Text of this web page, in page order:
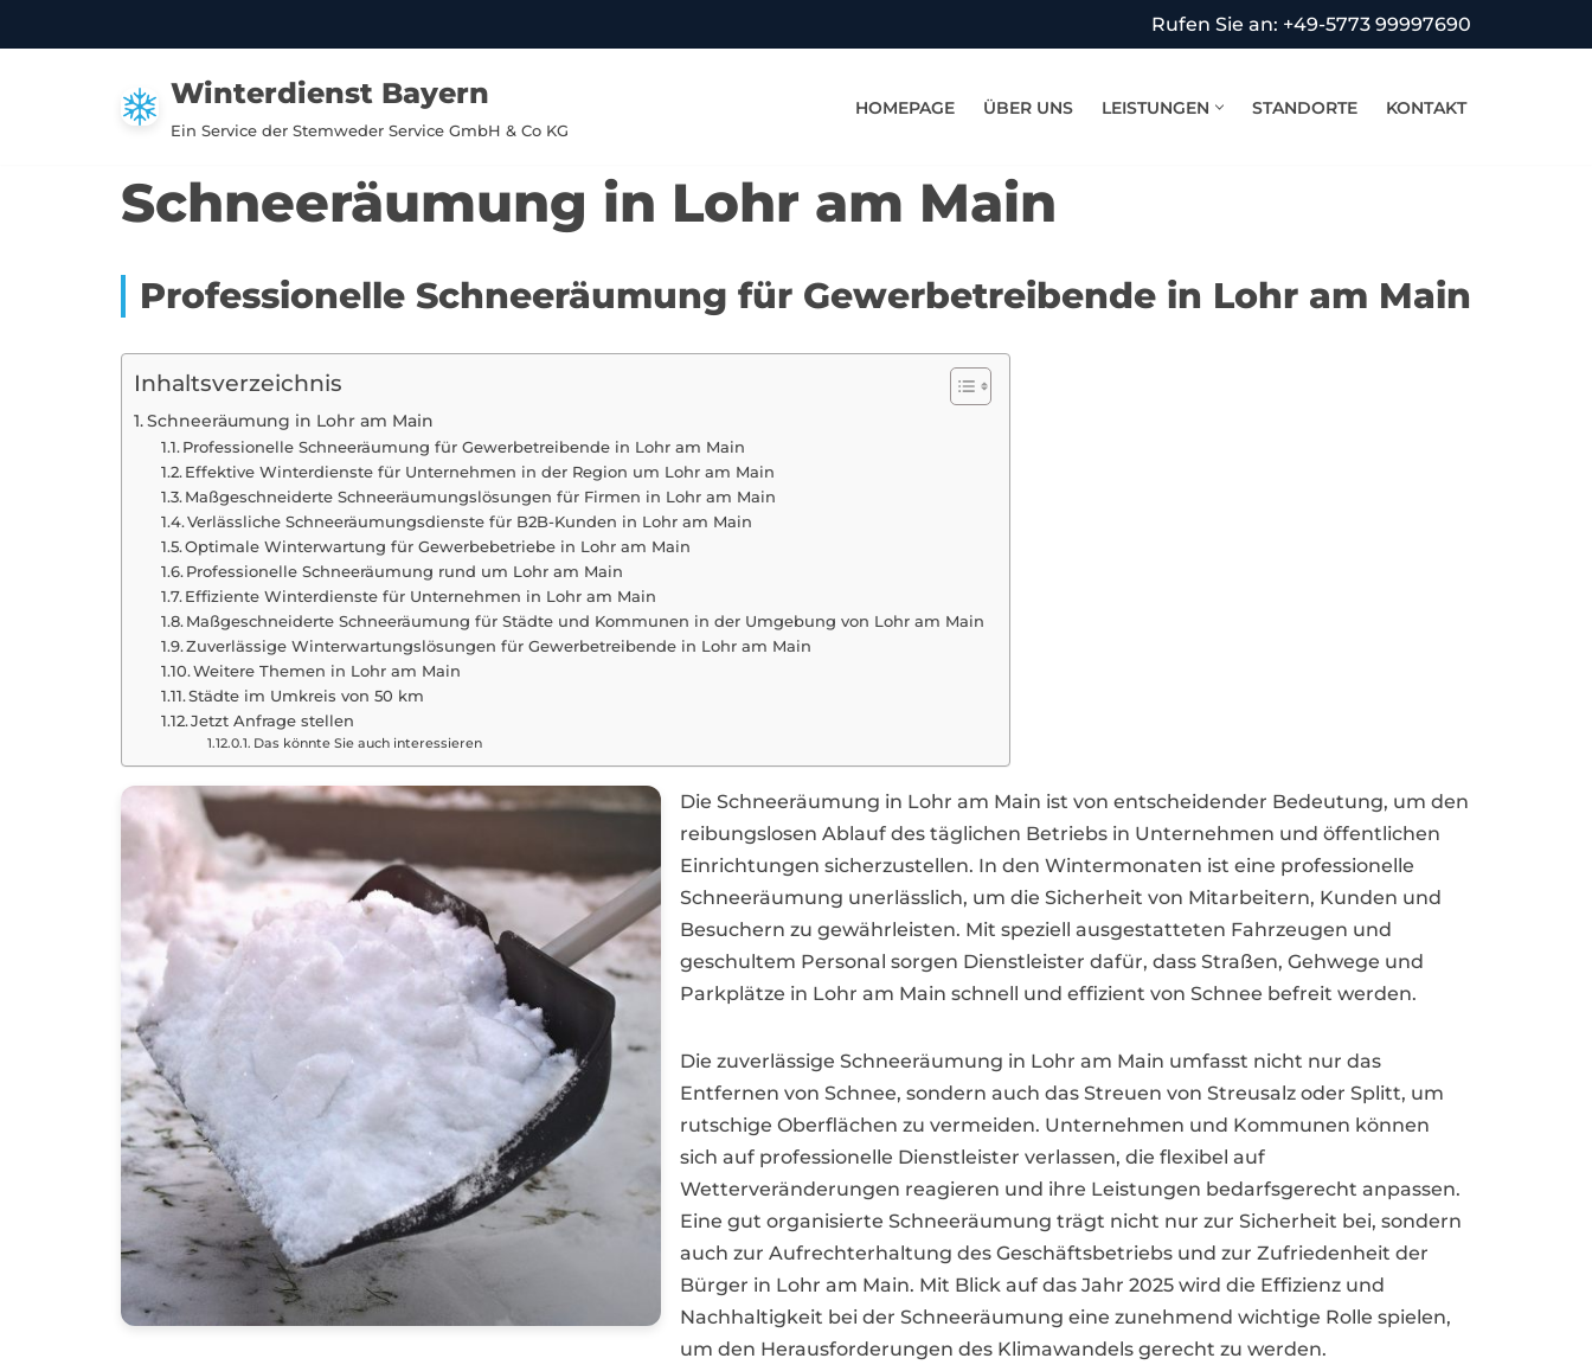
Rufen Sie an: +49-5773 99997690
Winterdienst Bayern
Ein Service der Stemweder Service GmbH & Co KG
HOMEPAGE ÜBER UNS LEISTUNGEN STANDORTE KONTAKT
Schneeräumung in Lohr am Main
Professionelle Schneeräumung für Gewerbetreibende in Lohr am Main
Inhaltsverzeichnis
Schneeräumung in Lohr am Main
Professionelle Schneeräumung für Gewerbetreibende in Lohr am Main
Effektive Winterdienste für Unternehmen in der Region um Lohr am Main
Maßgeschneiderte Schneeräumungslösungen für Firmen in Lohr am Main
Verlässliche Schneeräumungsdienste für B2B-Kunden in Lohr am Main
Optimale Winterwartung für Gewerbebetriebe in Lohr am Main
Professionelle Schneeräumung rund um Lohr am Main
Effiziente Winterdienste für Unternehmen in Lohr am Main
Maßgeschneiderte Schneeräumung für Städte und Kommunen in der Umgebung von Lohr am Main
Zuverlässige Winterwartungslösungen für Gewerbetreibende in Lohr am Main
Weitere Themen in Lohr am Main
Städte im Umkreis von 50 km
Jetzt Anfrage stellen
Das könnte Sie auch interessieren
Die Schneeräumung in Lohr am Main ist von entscheidender Bedeutung, um den
reibungslosen Ablauf des täglichen Betriebs in Unternehmen und öffentlichen
Einrichtungen sicherzustellen. In den Wintermonaten ist eine professionelle
Schneeräumung unerlässlich, um die Sicherheit von Mitarbeitern, Kunden und
Besuchern zu gewährleisten. Mit speziell ausgestatteten Fahrzeugen und
geschultem Personal sorgen Dienstleister dafür, dass Straßen, Gehwege und
Parkplätze in Lohr am Main schnell und effizient von Schnee befreit werden.
Die zuverlässige Schneeräumung in Lohr am Main umfasst nicht nur das
Entfernen von Schnee, sondern auch das Streuen von Streusalz oder Splitt, um
rutschige Oberflächen zu vermeiden. Unternehmen und Kommunen können
sich auf professionelle Dienstleister verlassen, die flexibel auf
Wetterveränderungen reagieren und ihre Leistungen bedarfsgerecht anpassen.
Eine gut organisierte Schneeräumung trägt nicht nur zur Sicherheit bei, sondern
auch zur Aufrechterhaltung des Geschäftsbetriebs und zur Zufriedenheit der
Bürger in Lohr am Main. Mit Blick auf das Jahr 2025 wird die Effizienz und
Nachhaltigkeit bei der Schneeräumung eine zunehmend wichtige Rolle spielen,
um den Herausforderungen des Klimawandels gerecht zu werden.